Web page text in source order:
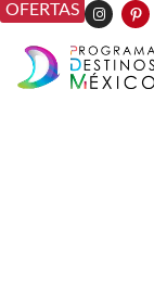
OFERTAS